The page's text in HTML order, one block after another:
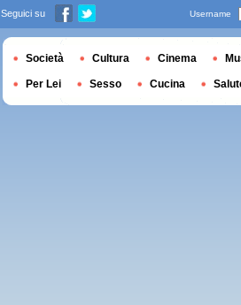
Seguici su Username
Società Cultura Cinema
Per Lei Sesso Cucina